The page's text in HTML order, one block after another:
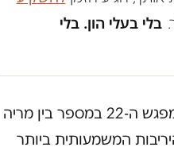
בלי בעלי הון. בלי
ערב (שני) זה אמור היה לקרות. המפגש ה-22 במספר בין מריה
המשמעותית ביותר